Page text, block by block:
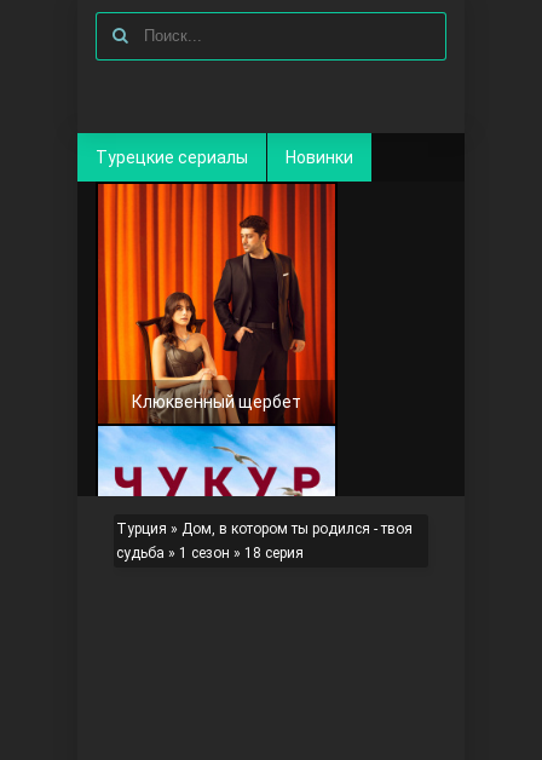
Турецкие сериалы Новинки
Клюквенный щербет
Турция » Дом, в котором ты родился - твоя
судьба » 1 сезон » 18 серия